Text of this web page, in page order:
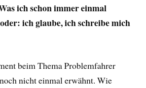
ich schon immer einmal
ich glaube, ich schreibe mich
beim Thema Problemfahrer
nicht einmal erwähnt. Wie